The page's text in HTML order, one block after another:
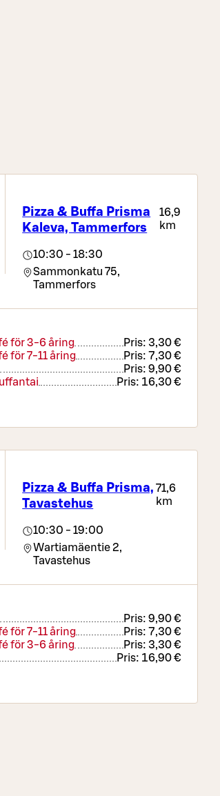
Pizza & Buffa Prisma
Kaleva, Tammerfors
16,9
km
10:30 - 18:30
Sammonkatu 75,
Tammerfors
för 3-6 åring Pris: 3,30 €
för 7-11 åring
Pris: 7,30 €
Pris: 9,90 €
Pris: 16,30 €
Pizza & Buffa Prisma,
Tavastehus
71,6
km
10:30 - 19:00
Wartiamäentie 2,
Tavastehus
Pris: 9,90 €
för 7-11 åring
Pris: 7,30 €
för 3-6 åring
Pris: 3,30 €
Pris: 16,90 €